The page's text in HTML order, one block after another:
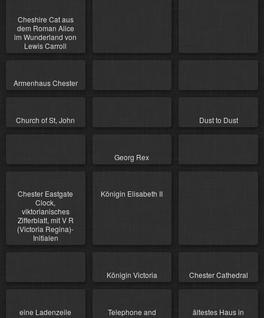
Cheshire Cat aus
dem Roman Alice
im Wunderland von
Lewis Carroll
Armenhaus Chester
Church of St, John Dust to Dust
Georg Rex
Chester Eastgate
Clock,
viktorianisches
Zifferblatt, mit V R
(Victoria Regina)-
Initialen
Königin Elisabeth II
Königin Victoria Chester Cathedral
eine Ladenzeile
Telephone and
ältestes Haus in